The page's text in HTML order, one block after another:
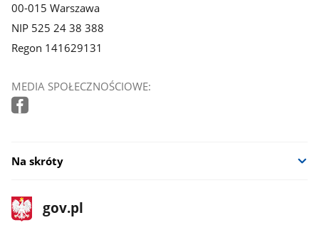
00-015 Warszawa
NIP 525 24 38 388
Regon 141629131
MEDIA SPOŁECZNOŚCIOWE:
Na skróty
stopka
gov.pl
Strona
gov.pl